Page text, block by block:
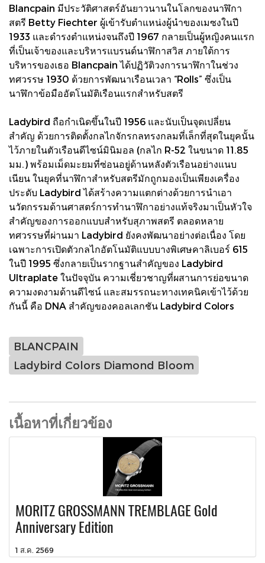
Blancpain มีประวัติศาสตร์อันยาวนานในโลกของนาฬิกา
สตรี Betty Fiechter ผู้เข้ารับตำแหน่งผู้นำของเมซงในปี
1933 และดำรงตำแหน่งจนถึงปี 1967 กลายเป็นผู้หญิงคนแรก
ที่เป็นเจ้าของและบริหารแบรนด์นาฬิกาสวิส ภายใต้การ
บริหารของเธอ Blancpain ได้ปฏิวัติวงการนาฬิกาในช่วง
ทศวรรษ 1930 ด้วยการพัฒนาเรือนเวลา “Rolls” ซึ่งเป็น
นาฬิกาข้อมืออัตโนมัติเรือนแรกสำหรับสตรี
Ladybird ถือกำเนิดขึ้นในปี 1956 และนับเป็นจุดเปลี่ยน
สำคัญ ด้วยการติดตั้งกลไกจักรกลทรงกลมที่เล็กที่สุดในยุคนั้น
ไว้ภายในตัวเรือนดีไซน์มินิมอล (กลไก R-52 ในขนาด 11.85
มม.) พร้อมเม็ดมะยมที่ซ่อนอยู่ด้านหลังตัวเรือนอย่างแนบ
เนียน ในยุคที่นาฬิกาสำหรับสตรีมักถูกมองเป็นเพียงเครื่อง
ประดับ Ladybird ได้สร้างความแตกต่างด้วยการนำเอา
นวัตกรรมด้านศาสตร์การทำนาฬิกาอย่างแท้จริงมาเป็นหัวใจ
สำคัญของการออกแบบสำหรับสุภาพสตรี ตลอดหลาย
ทศวรรษที่ผ่านมา Ladybird ยังคงพัฒนาอย่างต่อเนื่อง โดย
เฉพาะการเปิดตัวกลไกอัตโนมัติแบบบางพิเศษคาลิเบอร์ 615
ในปี 1995 ซึ่งกลายเป็นรากฐานสำคัญของ Ladybird
Ultraplate ในปัจจุบัน ความเชี่ยวชาญที่ผสานการย่อขนาด
ความงดงามด้านดีไซน์ และสมรรถนะทางเทคนิคเข้าไว้ด้วย
กันนี้ คือ DNA สำคัญของคอลเลกชัน Ladybird Colors
BLANCPAIN
Ladybird Colors Diamond Bloom
เนื้อหาที่เกี่ยวข้อง
MORITZ GROSSMANN TREMBLAGE Gold
Anniversary Edition
1 ส.ค. 2569